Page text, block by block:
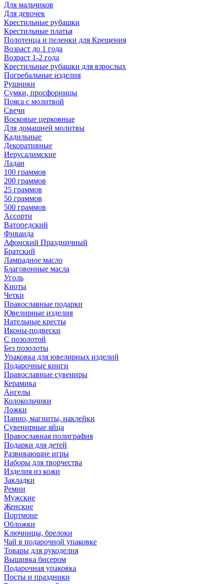
Для мальчиков
Для девочек
Крестильные рубашки
Крестильные платья
Полотенца и пеленки для Крещения
Возраст до 1 года
Возраст 1-2 года
Крестильные рубашки для взрослых
Погребальные изделия
Рушники
Сумки, просфорницы
Пояса с молитвой
Свечи
Восковые церковные
Для домашней молитвы
Кадильные
Декоративные
Иерусалимские
Ладан
100 граммов
200 граммов
25 граммов
50 граммов
500 граммов
Ассорти
Ватопедский
Фиваида
Афонский Праздничный
Братский
Лампадное масло
Благовонные масла
Уголь
Киоты
Четки
Православные подарки
Ювелирные изделия
Нательные кресты
Иконы-подвески
С позолотой
Без позолоты
Упаковка для ювелирных изделий
Подарочные книги
Православные сувениры
Керамика
Ангелы
Колокольчики
Ложки
Панно, магниты, наклейки
Сувенирные яйца
Православная полиграфия
Подарки для детей
Развивающие игры
Наборы для творчества
Изделия из кожи
Закладки
Ремни
Мужские
Женские
Портмоне
Обложки
Ключницы, брелоки
Чай в подарочной упаковке
Товары для рукоделия
Вышивка бисером
Подарочная упаковка
Посты и праздники